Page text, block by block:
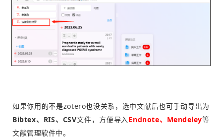
如果你用的不是zotero也没关系，选中文献后也可手动导出为
Bibtex、RIS、CSV文件，方便导入Endnote、Mendeley等
文献管理软件中。